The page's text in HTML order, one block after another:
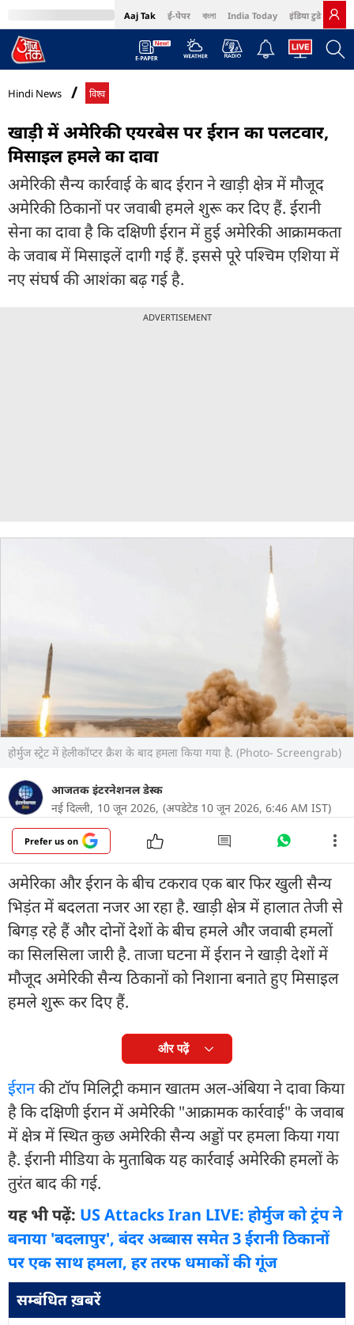
Aaj Tak ई-पेपर বাংলা India Today इंडिया टुडे हिंदी
MumbaiTak Cosmopolitan Harper's Bazaar Northeast
Hindi News विश्व
खाड़ी में अमेरिकी एयरबेस पर ईरान का पलटवार,
मिसाइल हमले का दावा
अमेरिकी सैन्य कार्रवाई के बाद ईरान ने खाड़ी क्षेत्र में मौजूद
अमेरिकी ठिकानों पर जवाबी हमले शुरू कर दिए हैं. ईरानी
सेना का दावा है कि दक्षिणी ईरान में हुई अमेरिकी आक्रामकता
के जवाब में मिसाइलें दागी गई हैं. इससे पूरे पश्चिम एशिया में
नए संघर्ष की आशंका बढ़ गई है.
ADVERTISEMENT
होर्मुज स्ट्रेट में हेलीकॉप्टर क्रैश के बाद हमला किया गया है. (Photo- Screengrab)
आजतक इंटरनेशनल डेस्क
नई दिल्ली, 10 जून 2026, (अपडेटेड 10 जून 2026, 6:46 AM IST)
Prefer us on
अमेरिका और ईरान के बीच टकराव एक बार फिर खुली सैन्य
भिड़ंत में बदलता नजर आ रहा है. खाड़ी क्षेत्र में हालात तेजी से
बिगड़ रहे हैं और दोनों देशों के बीच हमले और जवाबी हमलों
का सिलसिला जारी है. ताजा घटना में ईरान ने खाड़ी देशों में
मौजूद अमेरिकी सैन्य ठिकानों को निशाना बनाते हुए मिसाइल
हमले शुरू कर दिए हैं.
और पढ़ें
ईरानकी टॉप मिलिट्री कमान खातम अल-अंबिया ने दावा किया
है कि दक्षिणी ईरान में अमेरिकी "आक्रामक कार्रवाई" के जवाब
में क्षेत्र में स्थित कुछ अमेरिकी सैन्य अड्डों पर हमला किया गया
है. ईरानी मीडिया के मुताबिक यह कार्रवाई अमेरिकी हमलों के
तुरंत बाद की गई.
यह भी पढ़ें: US Attacks Iran LIVE: होर्मुज को ट्रंप ने
बनाया 'बदलापुर', बंदर अब्बास समेत 3 ईरानी ठिकानों
पर एक साथ हमला, हर तरफ धमाकों की गूंज
सम्बंधित ख़बरें